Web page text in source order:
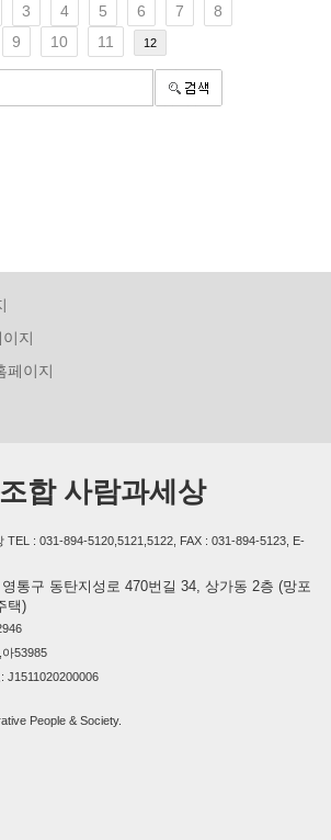
3 4 5 6 7
8
9
10 11 12
지
페이지
합 사람과세상
TEL : 031-894-5120,5121,5122, FAX : 031-894-5123, E-
통구 동탄지성로 470번길 34, 상가동 2층 (망포
택)
53985
J1511020200006
People & Society.